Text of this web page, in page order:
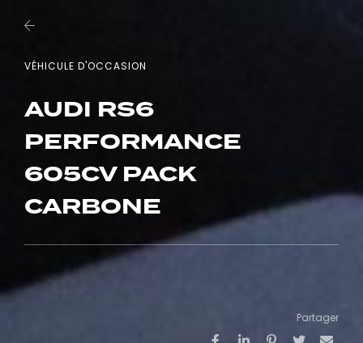
VÉHICULE D'OCCASION
AUDI RS6
PERFORMANCE
605CV PACK
CARBONE
Partager